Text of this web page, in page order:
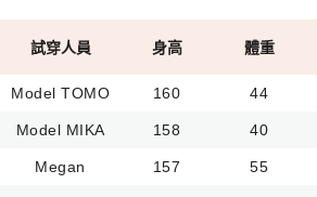
試穿人員 身高 體重
Model TOMO 160 44
Model MIKA 158 40
Megan 157 55